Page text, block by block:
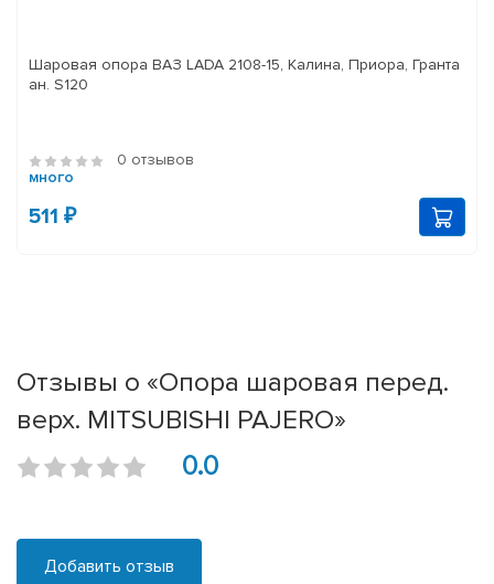
Шаровая опора ВАЗ LADA 2108-15, Калина, Приора, Гранта
ан. S120
0 отзывов
много
511 ₽
Отзывы о «Опора шаровая перед.
верх. MITSUBISHI PAJERO»
0.0
Добавить отзыв